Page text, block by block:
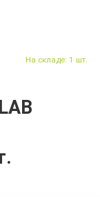
На складе: 1 шт.